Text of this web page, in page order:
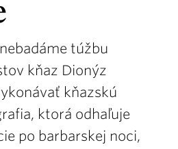
túžbu
kňaz Dionýz
kňazskú
ktorá odhaľuje
po barbarskej noci,